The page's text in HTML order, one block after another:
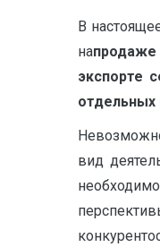
В
напродаже
экспорте
вид